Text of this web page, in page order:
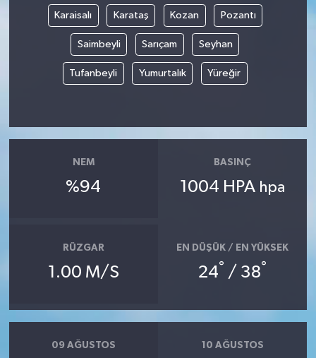
Karaisalı Karataş Kozan Pozantı
Saimbeyli Sarıçam Seyhan
Tufanbeyli Yumurtalık Yüreğir
NEM
%94
BASINÇ
1004 HPA hpa
RÜZGAR
1.00 M/S
EN DÜŞÜK / EN YÜKSEK
24° / 38°
09 AĞUSTOS 10 AĞUSTOS